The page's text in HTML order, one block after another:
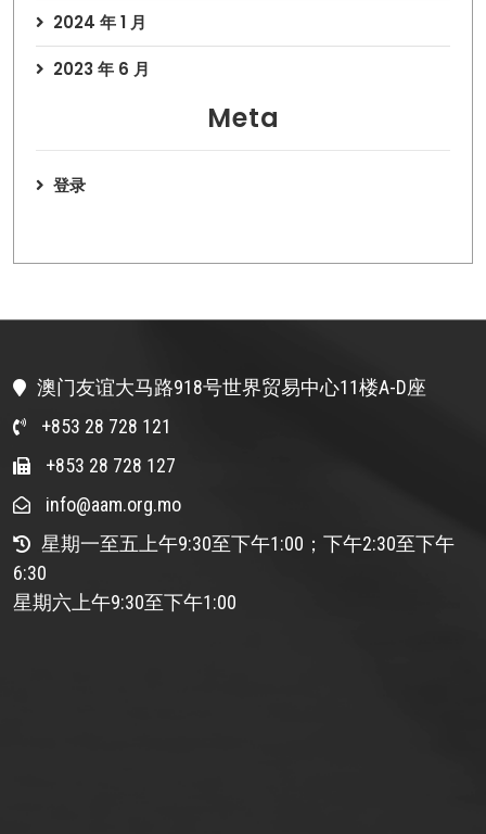
2024 年 1 月
2023 年 6 月
Meta
登录
澳门友谊大马路918号世界贸易中心11楼A-D座
+853 28 728 121
+853 28 728 127
info@aam.org.mo
星期一至五上午9:30至下午1:00；下午2:30至下午
6:30
星期六上午9:30至下午1:00